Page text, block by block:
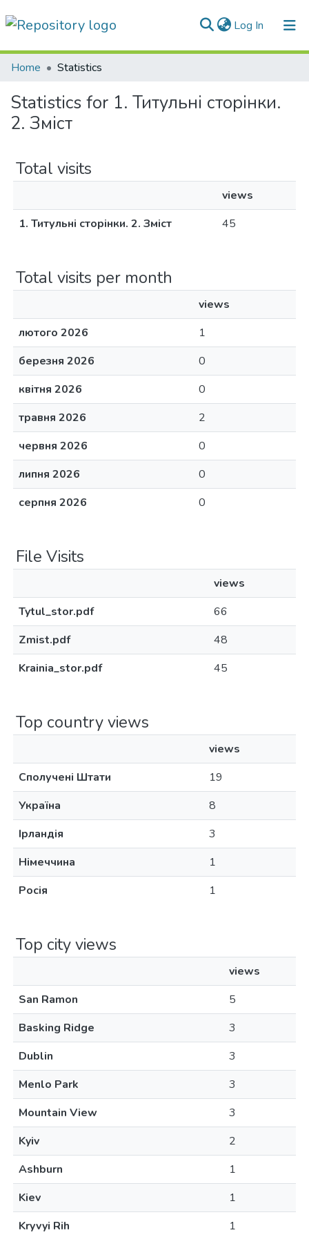
Log In (current)
Communities & Collections
All of DSpace
Home Statistics
Statistics for 1. Титульні сторінки.
2. Зміст
Total visits
views
1. Титульні сторінки. 2. Зміст
45
Total visits per month
views
лютого 2026
1
березня 2026
0
квітня 2026
0
травня 2026
2
червня 2026
0
липня 2026
0
серпня 2026
0
File Visits
views
Tytul_stor.pdf
66
Zmist.pdf
48
Krainia_stor.pdf
45
Top country views
views
Сполучені Штати
19
Україна
8
Ірландія
3
Німеччина
1
Росія
1
Top city views
views
San Ramon
5
Basking Ridge
3
Dublin
3
Menlo Park
3
Mountain View
3
Kyiv
2
Ashburn
1
Kiev
1
Kryvyi Rih
1